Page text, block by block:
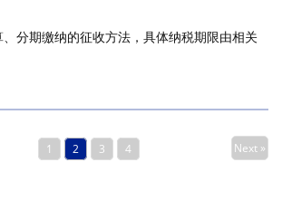
分期缴纳的征收方法，具体纳税期限由相关
1 2 3 4 Next »